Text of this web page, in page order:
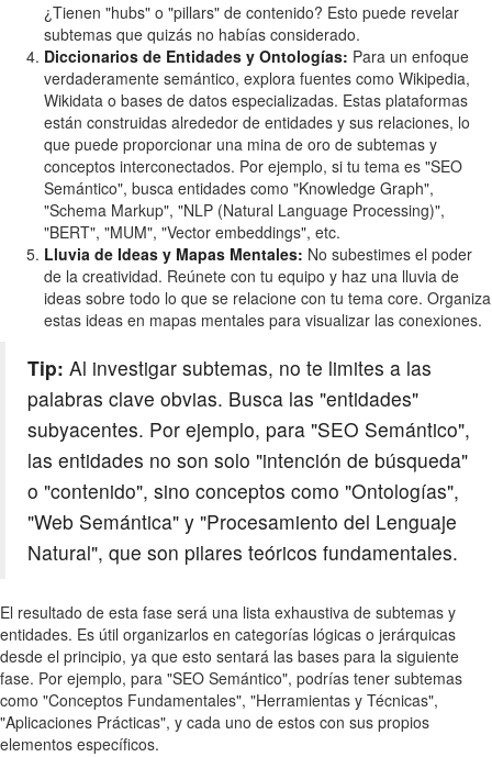
¿Tienen "hubs" o "pillars" de contenido? Esto puede revelar
subtemas que quizás no habías considerado.
Diccionarios de Entidades y Ontologías: Para un enfoque
verdaderamente semántico, explora fuentes como Wikipedia,
Wikidata o bases de datos especializadas. Estas plataformas
están construidas alrededor de entidades y sus relaciones, lo
que puede proporcionar una mina de oro de subtemas y
conceptos interconectados. Por ejemplo, si tu tema es "SEO
Semántico", busca entidades como "Knowledge Graph",
"Schema Markup", "NLP (Natural Language Processing)",
"BERT", "MUM", "Vector embeddings", etc.
Lluvia de Ideas y Mapas Mentales: No subestimes el poder
de la creatividad. Reúnete con tu equipo y haz una lluvia de
ideas sobre todo lo que se relacione con tu tema core. Organiza
estas ideas en mapas mentales para visualizar las conexiones.
Tip: Al investigar subtemas, no te limites a las
palabras clave obvias. Busca las "entidades"
subyacentes. Por ejemplo, para "SEO Semántico",
las entidades no son solo "intención de búsqueda"
o "contenido", sino conceptos como "Ontologías",
"Web Semántica" y "Procesamiento del Lenguaje
Natural", que son pilares teóricos fundamentales.
El resultado de esta fase será una lista exhaustiva de subtemas y
entidades. Es útil organizarlos en categorías lógicas o jerárquicas
desde el principio, ya que esto sentará las bases para la siguiente
fase. Por ejemplo, para "SEO Semántico", podrías tener subtemas
como "Conceptos Fundamentales", "Herramientas y Técnicas",
"Aplicaciones Prácticas", y cada uno de estos con sus propios
elementos específicos.